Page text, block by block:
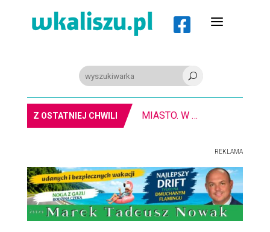
 a
U
Z OSTATNIEJ CHWILI MIASTO. W Kaliszu kręcą
REKLAMA